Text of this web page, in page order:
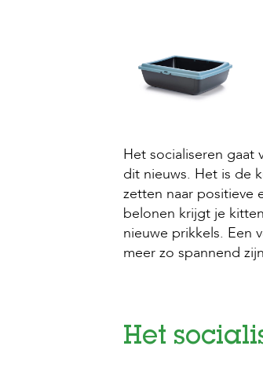
Het socialiseren gaat
dit nieuws. Het is de
zetten naar positieve
belonen krijgt je
nieuwe prikkels. Een
meer zo spannend
Het